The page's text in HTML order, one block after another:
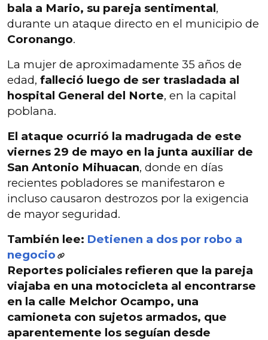
bala a Mario, su pareja sentimental,
durante un ataque directo en el municipio de
Coronango.
La mujer de aproximadamente 35 años de
edad, falleció luego de ser trasladada al
hospital General del Norte, en la capital
poblana.
El ataque ocurrió la madrugada de este
viernes 29 de mayo en la junta auxiliar de
San Antonio Mihuacan, donde en días
recientes pobladores se manifestaron e
incluso causaron destrozos por la exigencia
de mayor seguridad.
También lee: Detienen a dos por robo a
negocio
Reportes policiales refieren que la pareja
viajaba en una motocicleta al encontrarse
en la calle Melchor Ocampo, una
camioneta con sujetos armados, que
aparentemente los seguían desde